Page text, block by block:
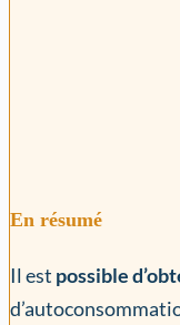
En résumé
Il est possible